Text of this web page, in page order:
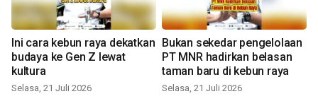
Ini cara kebun raya dekatkan
budaya ke Gen Z lewat
kultura
Selasa, 21 Juli 2026
Bukan sekedar pengelolaan
PT MNR hadirkan belasan
taman baru di kebun raya
Selasa, 21 Juli 2026